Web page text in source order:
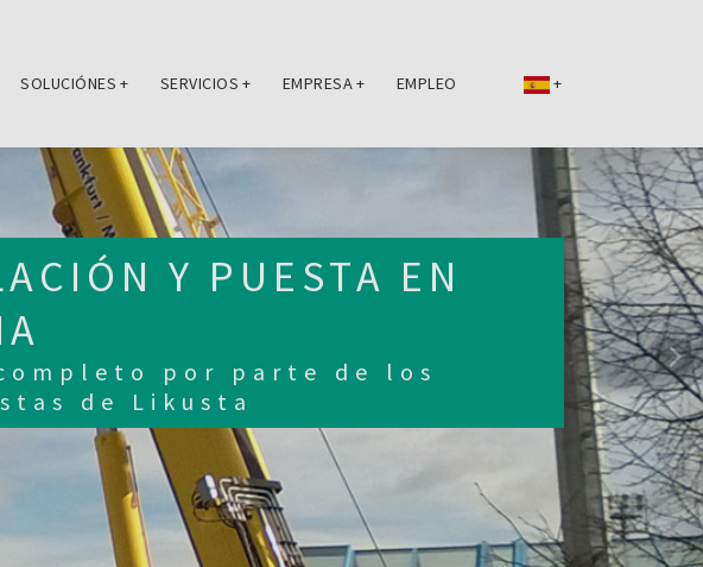
SOLUCIÓNES + SERVICIOS + EMPRESA+ EMPLEO +
Y PUESTA EN
por parte de los
de Likusta